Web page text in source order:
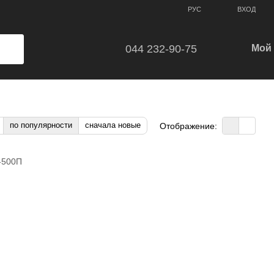
РУС ВХОД
044 232-90-75 Мой
по популярности сначала новые Отображение: